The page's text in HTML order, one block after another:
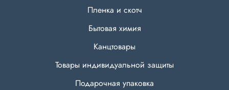
Пленка и скотч
Бытовая химия
Канцтовары
Товары индивидуальной защиты
Подарочная упаковка